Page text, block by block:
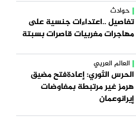
حوادث
تفاصيل ..اعتداءات جنسية على
مهاجرات مغربيات قاصرات بسبتة
العالم العربي
الحرس الثوري: إعادةفتح مضيق
هرمز غير مرتبطة بمفاوضات
إيرانوعمان